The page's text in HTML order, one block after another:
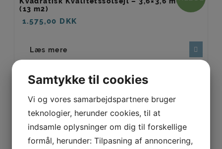
(13 m2)
1.575,00 DKK
Læs mere
Lille trekantet Kvalitetssolejl – 3,6 meter
(5,6 m2) – K336
1.500,00 DKK
Samtykke til cookies
Vi og vores samarbejdspartnere bruger
teknologier, herunder cookies, til at
indsamle oplysninger om dig til forskellige
formål, herunder: Tilpasning af annoncering,